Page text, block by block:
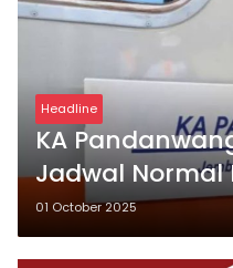
Headline
KA
Jadwal Normal
2025
01 October 2025